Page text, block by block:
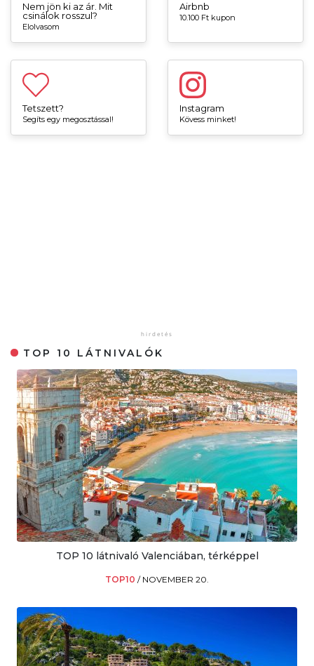
Nem jön ki az ár. Mit
csinálok rosszul?
Elolvasom
Airbnb
10.100 Ft kupon
Tetszett?
Segíts egy megosztással!
Instagram
Kövess minket!
TOP 10 LÁTNIVALÓK
TOP 10 látnivaló Valenciában, térképpel
TOP10 / NOVEMBER 20.